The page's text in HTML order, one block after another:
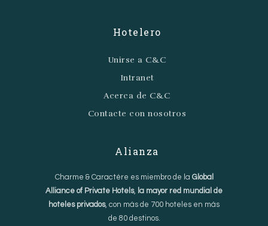
Hotelero
Unirse a C&C
Intranet
Acerca de C&C
Contacte con nosotros
Alianza
Charme & Caractère es miembro de la Global
Alliance of Private Hotels, la mayor red mundial de
hoteles privados, con más de 700 hoteles en más
de 80 destinos.